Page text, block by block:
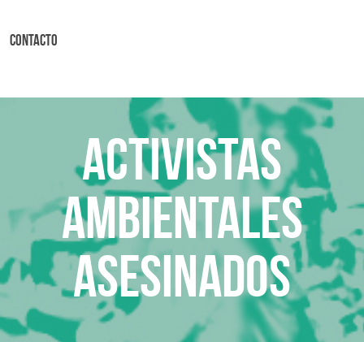
Contacto
Activistas
ambientales
asesinados